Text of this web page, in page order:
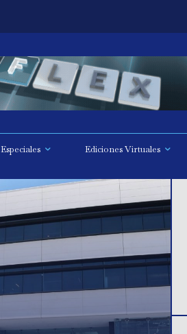
Especiales Ediciones Virtuales